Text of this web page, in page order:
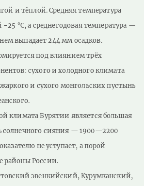
и тёплой. Средняя температура
°С, а среднегодовая температура —
выпадает 244 мм осадков.
под влиянием трёх
сухого и холодного климата
и сухого монгольских пустынь
климата Бурятии является большая
солнечного сияния — 1900—2200
не уступает, а порой
районы России.
эвенкийский, Курумканский,